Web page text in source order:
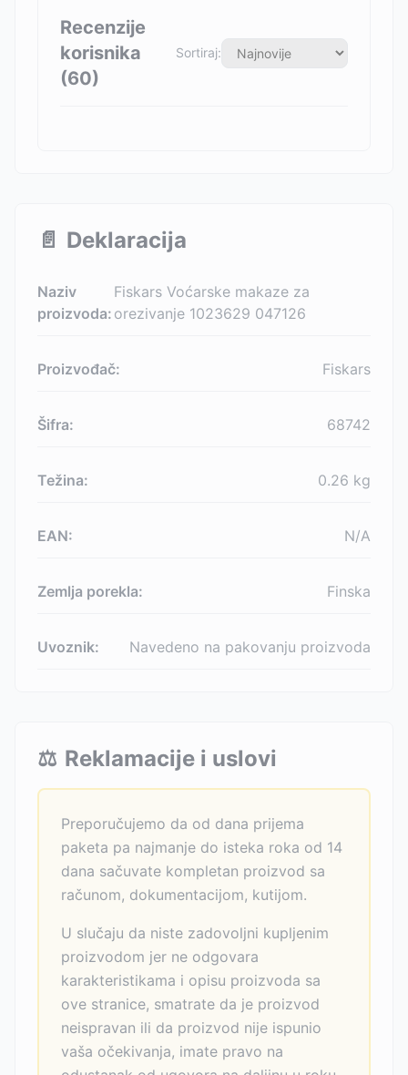
Recenzije
korisnika
(60)
Sortiraj:
📄 Deklaracija
Naziv
proizvoda:
Fiskars Voćarske makaze za
orezivanje 1023629 047126
Proizvođač: Fiskars
Šifra: 68742
Težina: 0.26 kg
EAN: N/A
Zemlja porekla: Finska
Uvoznik: Navedeno na pakovanju proizvoda
⚖️ Reklamacije i uslovi
Preporučujemo da od dana prijema
paketa pa najmanje do isteka roka od 14
dana sačuvate kompletan proizvod sa
računom, dokumentacijom, kutijom.
U slučaju da niste zadovoljni kupljenim
proizvodom jer ne odgovara
karakteristikama i opisu proizvoda sa
ove stranice, smatrate da je proizvod
neispravan ili da proizvod nije ispunio
vaša očekivanja, imate pravo na